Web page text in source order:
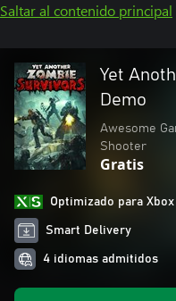
Saltar al contenido principal
Yet
Demo
Awesome
Shooter
Gratis
Optimizado para
Smart Delivery
4 idiomas admitidos